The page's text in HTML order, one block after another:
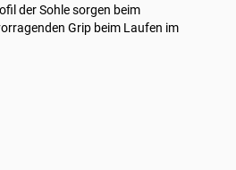
der Sohle sorgen beim
Grip beim Laufen im